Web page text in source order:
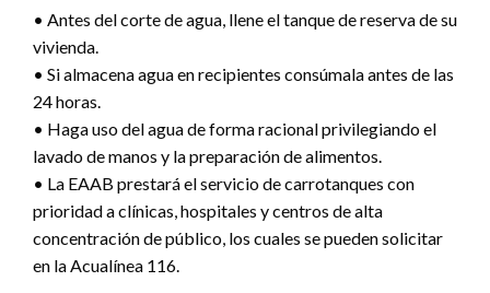
• Antes del corte de agua, llene el tanque de reserva de su
vivienda.
• Si almacena agua en recipientes consúmala antes de las
24 horas.
• Haga uso del agua de forma racional privilegiando el
lavado de manos y la preparación de alimentos.
• La EAAB prestará el servicio de carrotanques con
prioridad a clínicas, hospitales y centros de alta
concentración de público, los cuales se pueden solicitar
en la Acualínea 116.